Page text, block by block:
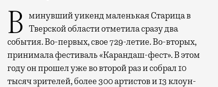
В минувший уикенд маленькая Старица в Тверской области отметила сразу два
события. Во-первых, свое 729-летие. Во-вторых,
принимала фестиваль «Карандаш-фест». В этом
году он прошел уже во второй раз и собрал 10
тысяч зрителей, более 300 артистов и 13 клоун-